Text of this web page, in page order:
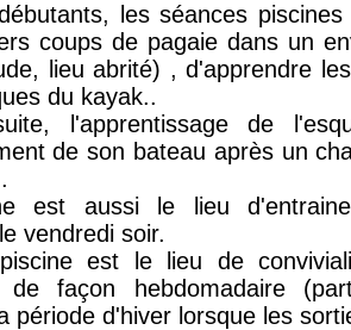
les séances
coups de pagaie dans un
lieu abrité) , d'apprendre
du kayak..
l'apprentissage de
de son bateau après un
est aussi le lieu
vendredi soir.
est le lieu de
de façon hebdomadaire
période d'hiver lorsque les